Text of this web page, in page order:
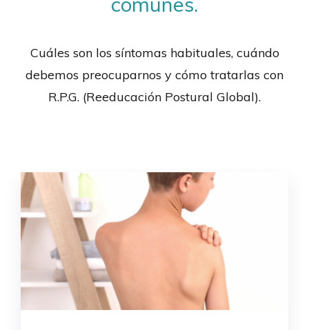
Cuáles son los síntomas habituales, cuándo
debemos preocuparnos y cómo tratarlas con
R.P.G. (Reeducación Postural Global).